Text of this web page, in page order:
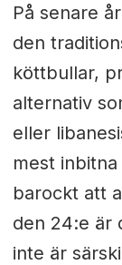
På senare
den
köttbullar,
alternativ
eller
mest
barockt att
den 24:e är
inte är